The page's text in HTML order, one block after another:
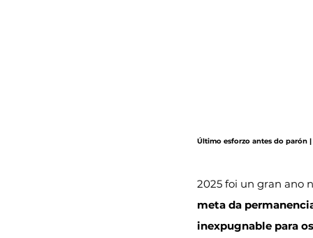
Último esforzo antes do parón
2025 foi un gran ano
meta da
inexpugnable para